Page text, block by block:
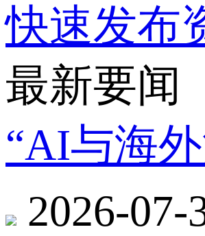
快速发布
最新要闻
“AI与海
2026-07-